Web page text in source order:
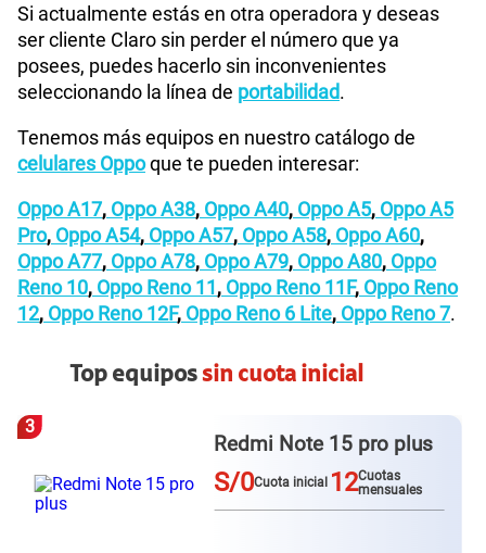
Si actualmente estás en otra operadora y deseas
ser cliente Claro sin perder el número que ya
posees, puedes hacerlo sin inconvenientes
seleccionando la línea de portabilidad.
Tenemos más equipos en nuestro catálogo de
celulares Oppoque te pueden interesar:
Oppo A17, Oppo A38, Oppo A40, Oppo A5, Oppo A5
Pro, Oppo A54, Oppo A57, Oppo A58, Oppo A60,
Oppo A77, Oppo A78, Oppo A79, Oppo A80, Oppo
Reno 10, Oppo Reno 11, Oppo Reno 11F, Oppo Reno
12, Oppo Reno 12F, Oppo Reno 6 Lite, Oppo Reno 7.
Top equipossin cuota inicial
3
Redmi Note 15 pro plus
S/0Cuota inicial 12Cuotas
mensuales